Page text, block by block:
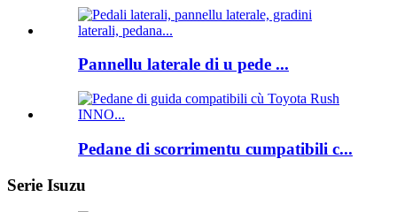
Pannellu laterale di u pede ...
Pedane di scorrimentu cumpatibili c...
Serie Isuzu